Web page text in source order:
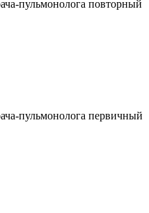
пульмонолога повторный
пульмонолога первичный